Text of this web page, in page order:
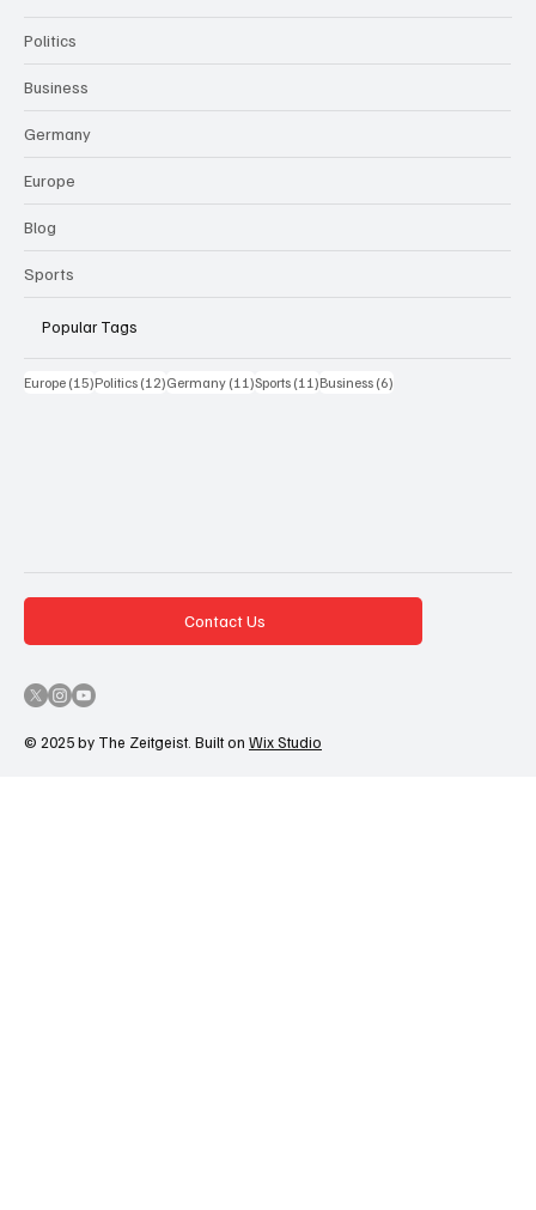
Politics
Business
Germany
Europe
Blog
Sports
Popular Tags
Europe (15)15 Beiträge
Politics (12)12 Beiträge
Germany (11)11 Beiträge
Sports (11)11 Beiträge
Business (6)
© 2025 by The Zeitgeist. Built on Wix Studio
Contact Us